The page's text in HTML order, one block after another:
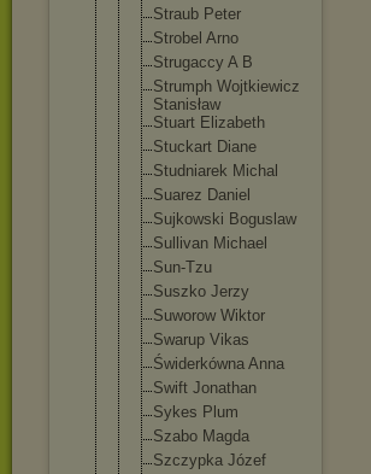
Straub Peter
Strobel Arno
Strugaccy A B
Strumph Wojtkiewicz
Stanisław
Stuart Elizabeth
Stuckart Diane
Studniarek Michal
Suarez Daniel
Sujkowski Boguslaw
Sullivan Michael
Sun-Tzu
Suszko Jerzy
Suworow Wiktor
Swarup Vikas
Świderkówna Anna
Swift Jonathan
Sykes Plum
Szabo Magda
Szczypka Józef